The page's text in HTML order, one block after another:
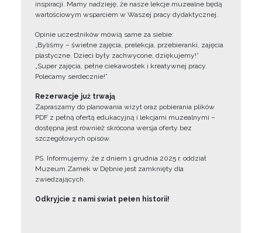
inspiracji. Mamy nadzieję, że nasze lekcje muzealne będą
wartościowym wsparciem w Waszej pracy dydaktycznej.
Opinie uczestników mówią same za siebie:
„Byliśmy – świetne zajęcia, prelekcja, przebieranki, zajęcia
plastyczne. Dzieci były zachwycone, dziękujemy!”
„Super zajęcia, pełne ciekawostek i kreatywnej pracy.
Polecamy serdecznie!”
Rezerwacje już trwają
Zapraszamy do planowania wizyt oraz pobierania plików
PDF z pełną ofertą edukacyjną i lekcjami muzealnymi –
dostępna jest również skrócona wersja oferty bez
szczegółowych opisów.
PS. Informujemy, że z dniem 1 grudnia 2025 r. oddział
Muzeum Zamek w Dębnie jest zamknięty dla
zwiedzających.
Odkryjcie z nami świat pełen historii!